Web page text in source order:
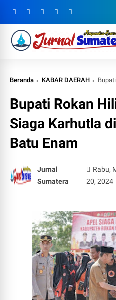
Beranda KABAR DAERAH Bupati
Bupati Rokan
Siaga Karhutla
Batu Enam
Jurnal
Sumatera
Rabu,
20, 2024